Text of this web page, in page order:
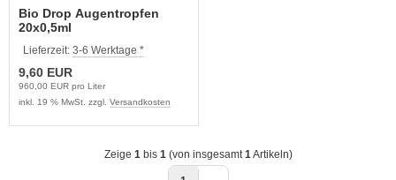
Bio Drop Augentropfen
20x0,5ml
Lieferzeit: 3-6 Werktage *
9,60 EUR
960,00 EUR pro Liter
inkl. 19 % MwSt. zzgl. Versandkosten
Zeige 1 bis 1 (von insgesamt 1 Artikeln)